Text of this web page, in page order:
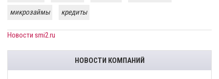
микрозаймы
кредиты
Новости smi2.ru
НОВОСТИ КОМПАНИЙ